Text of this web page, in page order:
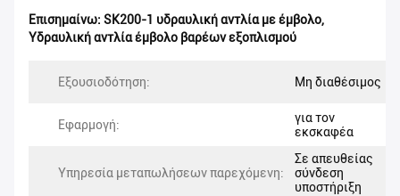
Επισημαίνω: SK200-1 υδραυλική αντλία με έμβολο,
Υδραυλική αντλία έμβολο βαρέων εξοπλισμού
Εξουσιοδότηση: Μη διαθέσιμος
Εφαρμογή:
για τον
εκσκαφέα
Υπηρεσία μεταπωλήσεων παρεχόμενη:
Σε απευθείας
σύνδεση
υποστήριξη